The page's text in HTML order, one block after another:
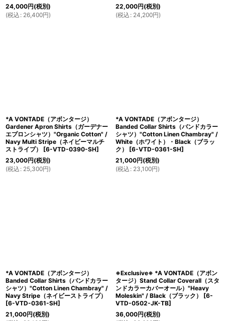
24,000円(税別)
(税込 : 26,400円)
22,000円(税別)
(税込 : 24,200円)
*A VONTADE（アボンタージ）
Gardener Apron Shirts（ガーデナー
エプロンシャツ）"Organic Cotton" /
Navy Multi Stripe（ネイビーマルチ
ストライプ）
[6-VTD-0390-SH]
23,000円(税別)
(税込 : 25,300円)
*A VONTADE（アボンタージ）
Banded Collar Shirts（バンドカラー
シャツ）"Cotton Linen Chambray" /
White（ホワイト）・Black（ブラッ
ク）
[6-VTD-0361-SH]
21,000円(税別)
(税込 : 23,100円)
*A VONTADE（アボンタージ）
Banded Collar Shirts（バンドカラー
シャツ）"Cotton Linen Chambray" /
Navy Stripe（ネイビーストライプ）
[6-VTD-0361-SH]
21,000円(税別)
※Exclusive※ *A VONTADE（アボン
タージ）Stand Collar Coverall（スタ
ンドカラーカバーオール）"Heavy
Moleskin" / Black（ブラック）
[6-
VTD-0502-JK-TB]
36,000円(税別)